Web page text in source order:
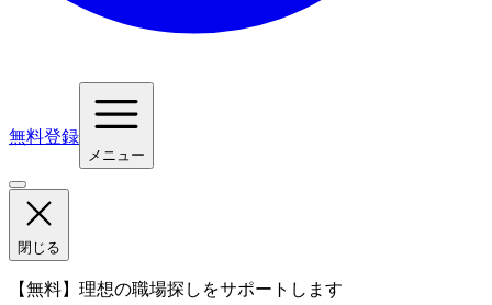
無料登録
メニュー
閉じる
【無料】理想の職場探しをサポートします